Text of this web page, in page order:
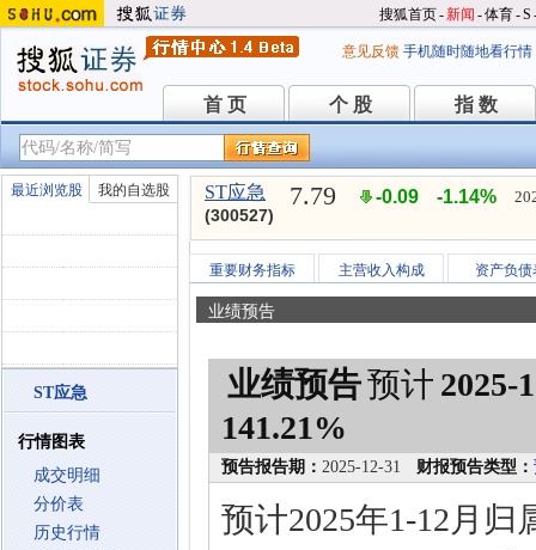
搜狐首页-新闻 -体育-S
意见反馈 手机随时随地看行情
首 页
首 页 个 股
个 股 指 数
指 数
最近浏览股 我的自选股
ST应急
行情图表
成交明细
分价表
历史行情
ST应急
(300527)
7.79 -0.09 -1.14%
重要财务指标 主营收入构成 资产负债
业绩预告
业绩预告预计 2025-
141.21%
预告报告期： 2025-12-31 财报预告类型：
预计2025年1-12月归